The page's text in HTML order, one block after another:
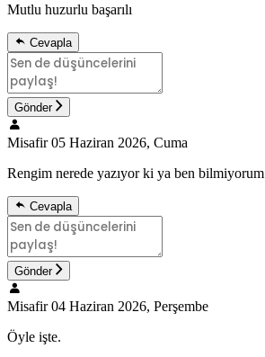
Mutlu huzurlu başarılı
Cevapla
Gönder
Misafir 05 Haziran 2026, Cuma
Rengim nerede yazıyor ki ya ben bilmiyorum
Cevapla
Gönder
Misafir 04 Haziran 2026, Perşembe
Öyle işte.